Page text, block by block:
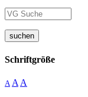
suchen
Schriftgröße
A A A